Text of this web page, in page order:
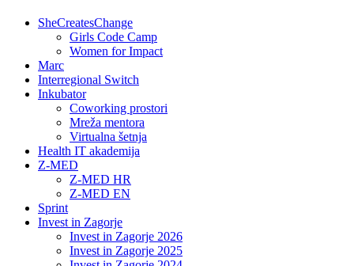
SheCreatesChange
Girls Code Camp
Women for Impact
Marc
Interregional Switch
Inkubator
Coworking prostori
Mreža mentora
Virtualna šetnja
Health IT akademija
Z-MED
Z-MED HR
Z-MED EN
Sprint
Invest in Zagorje
Invest in Zagorje 2026
Invest in Zagorje 2025